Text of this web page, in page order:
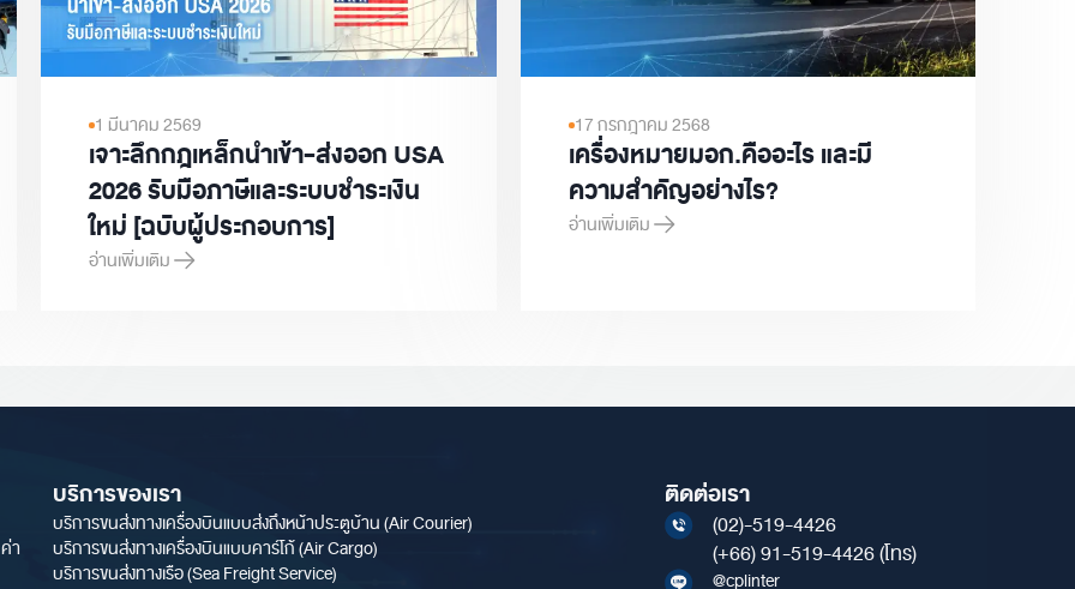
Management ต่างกันอย่างไร?
1 มีนาคม 2569
เจาะลึกกฎเหล็กนำเข้า-ส่งออก USA
2026 รับมือภาษีและระบบชำระเงิน
ใหม่ [ฉบับผู้ประกอบการ]
อ่านเพิ่มเติม
เจาะลึกกฎเหล็กนำเข้า-ส่งออก USA 2026 รับมือภาษีและระบบชำระเงินใหม่ [ฉบับผู้ประกอบการ]
17 กรกฎาคม 2568
เครื่องหมายมอก.คืออะไร และมี
ความสำคัญอย่างไร?
อ่านเพิ่มเติม
เครื่องหมายมอก.คืออะไร และมีความสำคัญอย่างไร?
า
บริการของเรา
บริการขนส่งทางเครื่องบินแบบส่งถึงหน้าประตูบ้าน (Air Courier)
บริการขนส่งทางเครื่องบินแบบคาร์โก้ (Air Cargo)
บริการขนส่งทางเรือ (Sea Freight Service)
ติดต่อเรา
(02)-519-4426
(+66) 91-519-4426(โทร)
@cplinter